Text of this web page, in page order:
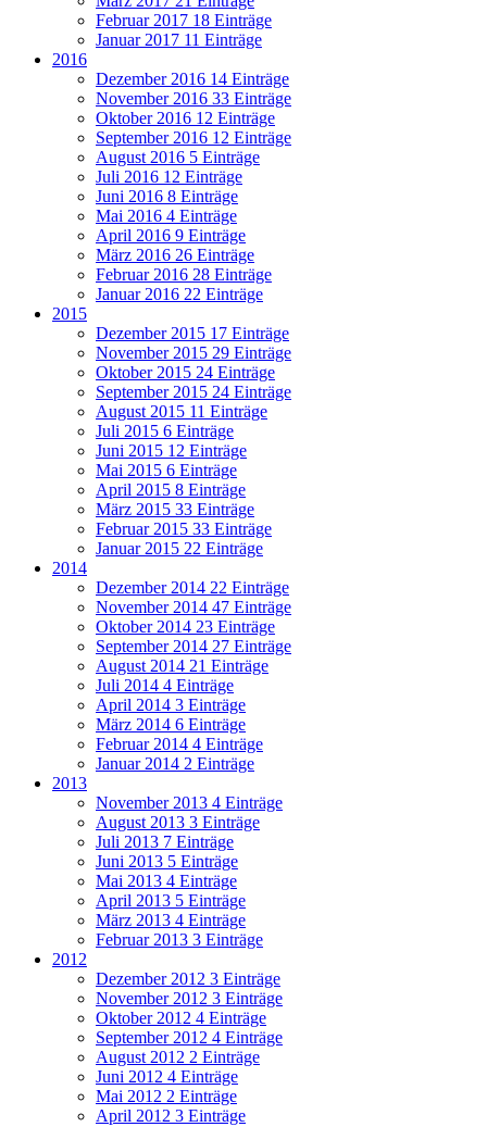
Februar 2017 18 Einträge
Januar 2017 11 Einträge
2016
Dezember 2016 14 Einträge
November 2016 33 Einträge
Oktober 2016 12 Einträge
September 2016 12 Einträge
August 2016 5 Einträge
Juli 2016 12 Einträge
Juni 2016 8 Einträge
Mai 2016 4 Einträge
April 2016 9 Einträge
März 2016 26 Einträge
Februar 2016 28 Einträge
Januar 2016 22 Einträge
2015
Dezember 2015 17 Einträge
November 2015 29 Einträge
Oktober 2015 24 Einträge
September 2015 24 Einträge
August 2015 11 Einträge
Juli 2015 6 Einträge
Juni 2015 12 Einträge
Mai 2015 6 Einträge
April 2015 8 Einträge
März 2015 33 Einträge
Februar 2015 33 Einträge
Januar 2015 22 Einträge
2014
Dezember 2014 22 Einträge
November 2014 47 Einträge
Oktober 2014 23 Einträge
September 2014 27 Einträge
August 2014 21 Einträge
Juli 2014 4 Einträge
April 2014 3 Einträge
März 2014 6 Einträge
Februar 2014 4 Einträge
Januar 2014 2 Einträge
2013
November 2013 4 Einträge
August 2013 3 Einträge
Juli 2013 7 Einträge
Juni 2013 5 Einträge
Mai 2013 4 Einträge
April 2013 5 Einträge
März 2013 4 Einträge
Februar 2013 3 Einträge
2012
Dezember 2012 3 Einträge
November 2012 3 Einträge
Oktober 2012 4 Einträge
September 2012 4 Einträge
August 2012 2 Einträge
Juni 2012 4 Einträge
Mai 2012 2 Einträge
April 2012 3 Einträge